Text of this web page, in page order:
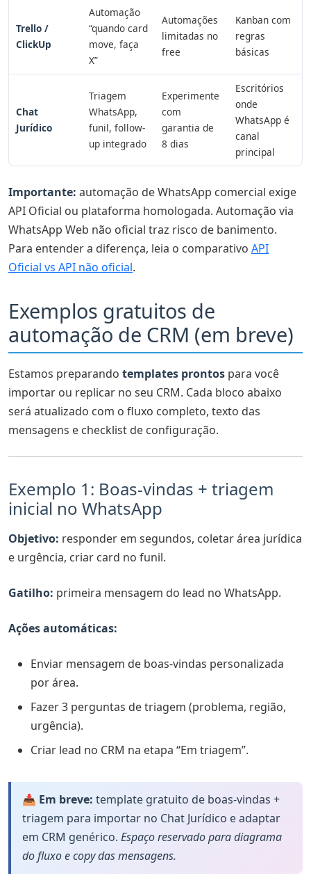
Trello /
ClickUp
Automação
“quando card
move, faça
X”
Automações
limitadas no
free
Kanban com
regras
básicas
Chat
Jurídico
Triagem
WhatsApp,
funil, follow-
up integrado
Experimente
com
garantia de
8 dias
Escritórios
onde
WhatsApp é
canal
principal
Importante: automação de WhatsApp comercial exige
API Oficial ou plataforma homologada. Automação via
WhatsApp Web não oficial traz risco de banimento.
Para entender a diferença, leia o comparativo API
Oficial vs API não oficial.
Exemplos gratuitos de
automação de CRM (em breve)
Estamos preparando templates prontos para você
importar ou replicar no seu CRM. Cada bloco abaixo
será atualizado com o fluxo completo, texto das
mensagens e checklist de configuração.
Exemplo 1: Boas-vindas + triagem
inicial no WhatsApp
Objetivo: responder em segundos, coletar área jurídica
e urgência, criar card no funil.
Gatilho: primeira mensagem do lead no WhatsApp.
Ações automáticas:
Enviar mensagem de boas-vindas personalizada
por área.
Fazer 3 perguntas de triagem (problema, região,
urgência).
Criar lead no CRM na etapa “Em triagem”.
📥 Em breve: template gratuito de boas-vindas +
triagem para importar no Chat Jurídico e adaptar
em CRM genérico. Espaço reservado para diagrama
do fluxo e copy das mensagens.